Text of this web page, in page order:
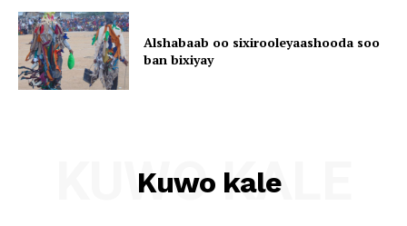
Alshabaab oo sixirooleyaashooda soo
ban bixiyay
Kuwo kale
KUWO KALE